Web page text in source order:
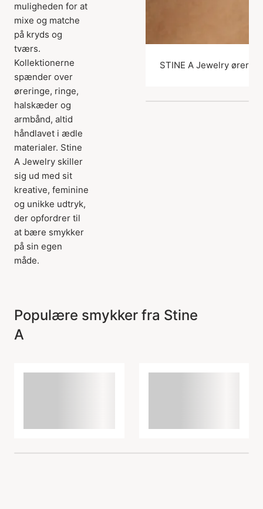
muligheden for at
mixe og matche
på kryds og
tværs.
Kollektionerne
spænder over
øreringe, ringe,
halskæder og
armbånd, altid
håndlavet i ædle
materialer. Stine
A Jewelry skiller
sig ud med sit
kreative, feminine
og unikke udtryk,
der opfordrer til
at bære smykker
på sin egen
måde.
STINE A Jewelry
Populære smykker fra Stine
A